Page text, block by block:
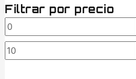
precios:
desde
0€
Filtrar por precio
Precio
mínimo